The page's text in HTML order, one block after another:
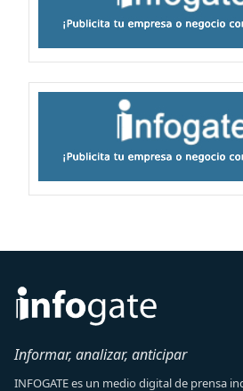
Informar, analizar, anticipar
INFOGATE es un medio digital de prensa